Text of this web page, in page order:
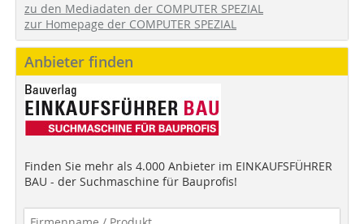
zu den Mediadaten der COMPUTER SPEZIAL
zur Homepage der COMPUTER SPEZIAL
Anbieter finden
Finden Sie mehr als 4.000 Anbieter im EINKAUFSFÜHRER
BAU - der Suchmaschine für Bauprofis!